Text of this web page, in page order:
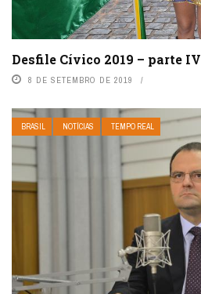
Desfile Cívico 2019 – parte IV
8 DE SETEMBRO DE 2019
BRASIL NOTÍCIAS TEMPO REAL